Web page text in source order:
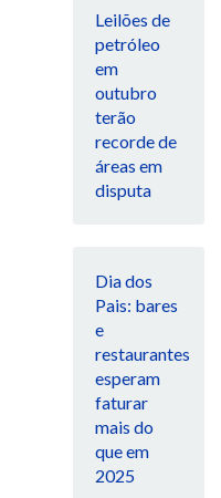
Leilões de
petróleo
em
outubro
terão
recorde de
áreas em
disputa
Dia dos
Pais: bares
e
restaurantes
esperam
faturar
mais do
que em
2025